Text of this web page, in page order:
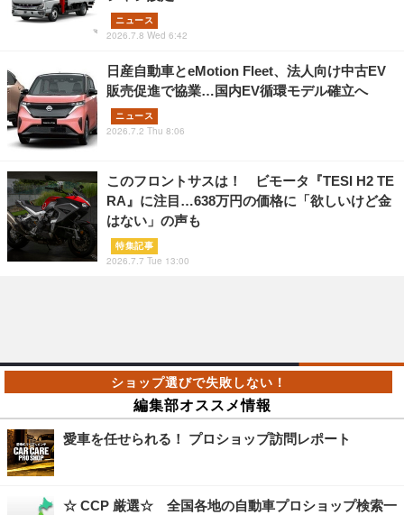
ニュース
2026.7.8 Wed 6:42
日産自動車とeMotion Fleet、法人向け中古EV
販売促進で協業…国内EV循環モデル確立へ
ニュース
2026.7.2 Thu 8:06
このフロントサスは！ ビモータ『TESI H2 TE
RA』に注目…638万円の価格に「欲しいけど金
はない」の声も
特集記事
2026.7.7 Tue 13:00
編集部オススメ情報
愛車を任せられる！ プロショップ訪問レポート
☆ CCP 厳選☆ 全国各地の自動車プロショップ検索一